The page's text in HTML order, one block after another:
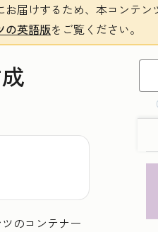
届けするため、本コンテ
の英語版をご覧ください。
のコンテナー